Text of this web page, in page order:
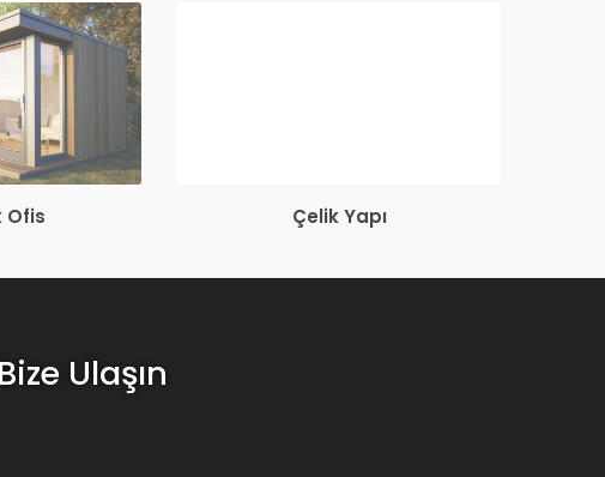
Ofis Çelik Yapı
Ulaşın